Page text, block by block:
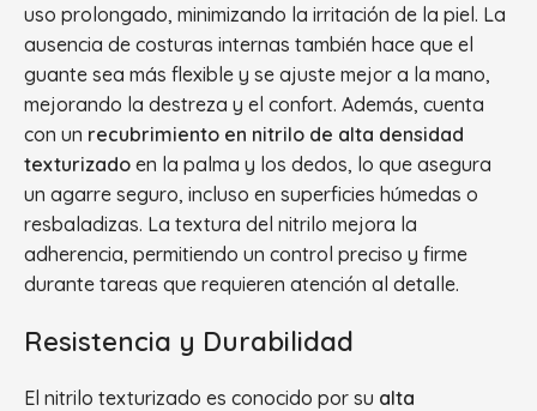
uso prolongado, minimizando la irritación de la piel. La
ausencia de costuras internas también hace que el
guante sea más flexible y se ajuste mejor a la mano,
mejorando la destreza y el confort. Además, cuenta
con un recubrimiento en nitrilo de alta densidad
texturizado en la palma y los dedos, lo que asegura
un agarre seguro, incluso en superficies húmedas o
resbaladizas. La textura del nitrilo mejora la
adherencia, permitiendo un control preciso y firme
durante tareas que requieren atención al detalle.
Resistencia y Durabilidad
El nitrilo texturizado es conocido por su alta